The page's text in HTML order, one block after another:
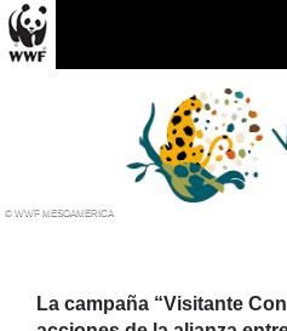
© WWF MESOAMERICA
La campaña “Visitante